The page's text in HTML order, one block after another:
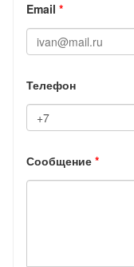
Email *
Телефон
Сообщение *